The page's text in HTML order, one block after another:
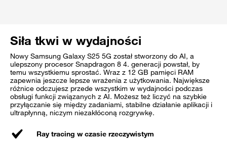
Siła tkwi w wydajności
Nowy Samsung Galaxy S25 5G został stworzony do AI, a
ulepszony procesor Snapdragon 8 4. generacji powstał, by
temu wszystkiemu sprostać. Wraz z 12 GB pamięci RAM
zapewnia jeszcze lepsze wrażenia z użytkowania. Największe
różnice odczujesz przede wszystkim w wydajności podczas
obsługi funkcji związanych z AI. Możesz też liczyć na szybkie
przyłączanie się między zadaniami, stabilne działanie aplikacji i
ultrapłynną, niczym niezakłóconą rozgrywkę.
Ray tracing w czasie rzeczywistym